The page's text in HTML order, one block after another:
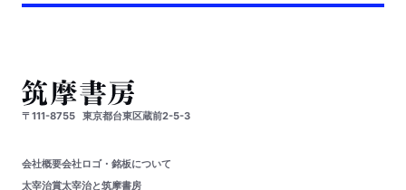
〒111-8755 東京都台東区蔵前2-5-3
会社概要会社ロゴ・銘板について
太宰治賞太宰治と筑摩書房